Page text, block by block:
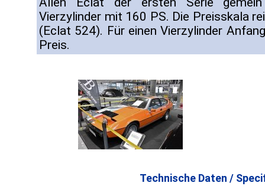
Vierzylinder mit 160 PS. Die Preisskala
(Eclat 524). Für einen Vierzylinder
Preis.
Technische Daten /